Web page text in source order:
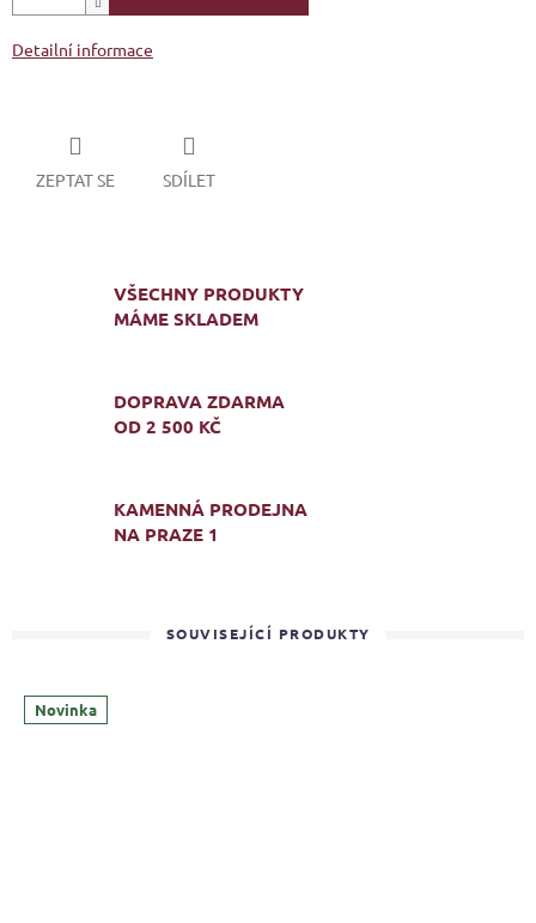
Detailní informace
ZEPTAT SE SDÍLET
VŠECHNY PRODUKTY
MÁME SKLADEM
DOPRAVA ZDARMA
OD 2 500 KČ
KAMENNÁ PRODEJNA
NA PRAZE 1
SOUVISEJÍCÍ PRODUKTY
Novinka